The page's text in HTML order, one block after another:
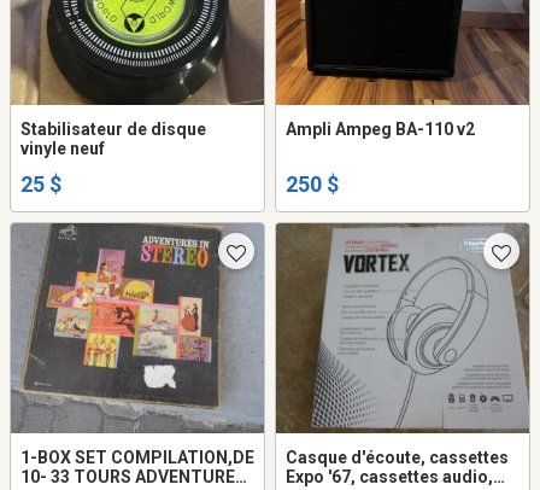
Stabilisateur de disque
vinyle neuf
25 $
Ampli Ampeg BA-110 v2
250 $
1-BOX SET COMPILATION,DE
10- 33 TOURS ADVENTURES
Casque d'écoute, cassettes
Expo '67, cassettes audio,